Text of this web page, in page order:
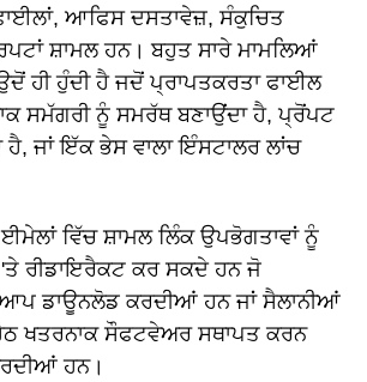
ਆਫਿਸ ਦਸਤਾਵੇਜ਼, ਸੰਕੁਚਿਤ
ਸ਼ਾਮਲ ਹਨ। ਬਹੁਤ ਸਾਰੇ ਮਾਮਲਿਆਂ
ਹੀ ਹੁੰਦੀ ਹੈ ਜਦੋਂ ਪ੍ਰਾਪਤਕਰਤਾ ਫਾਈਲ
ਸਮੱਗਰੀ ਨੂੰ ਸਮਰੱਥ ਬਣਾਉਂਦਾ ਹੈ, ਪ੍ਰੋਂਪਟ
ਹੈ, ਜਾਂ ਇੱਕ ਭੇਸ ਵਾਲਾ ਇੰਸਟਾਲਰ ਲਾਂਚ
ਵਿੱਚ ਸ਼ਾਮਲ ਲਿੰਕ ਉਪਭੋਗਤਾਵਾਂ ਨੂੰ
ਰੀਡਾਇਰੈਕਟ ਕਰ ਸਕਦੇ ਹਨ ਜੋ
ਡਾਊਨਲੋਡ ਕਰਦੀਆਂ ਹਨ ਜਾਂ ਸੈਲਾਨੀਆਂ
ਖਤਰਨਾਕ ਸੌਫਟਵੇਅਰ ਸਥਾਪਤ ਕਰਨ
ਹਨ।